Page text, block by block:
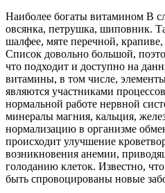
Наиболее богаты витамином В
овсянка, петрушка, шиповник.
шалфее, мяте перечной,
Список довольно большой,
что подходит и доступно на
витамины, в том числе,
являются участниками
нормальной работе нервной
минералы магния, кальция,
нормализацию в организме
происходит улучшение
возникновения анемии,
голоданию клеток. Известно,
быть спровоцированы новые